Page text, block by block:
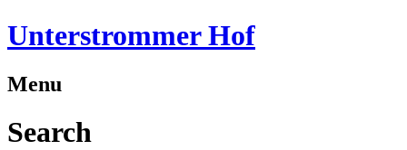
Unterstrommer Hof
Menu
Search